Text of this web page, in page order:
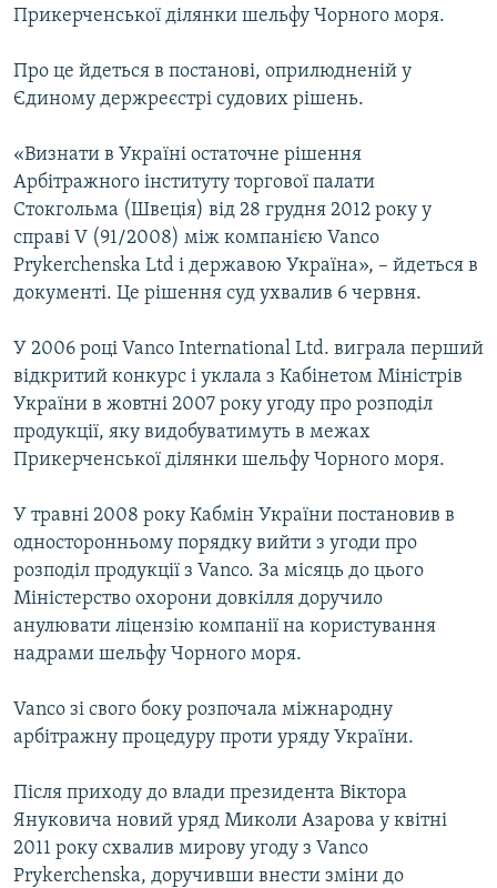
ВСЕ ЗА ДЕНЬ
ДЕПОРТАЦІЯ
СВІДЧЕННЯ ОКУПАЦІЇ
УКРАЇНСЬКА ПРОБЛЕМА КРИМУ
ІНФОГРАФІКА
ЯК ОБІЙТИ БЛОКУВАННЯ
Русский
Qırımtatar
ДОЛУЧАЙСЯ!
Усі сайти RFE/RL
Прикерченської ділянки шельфу Чорного моря.
Про це йдеться в постанові, оприлюдненій у
Єдиному держреєстрі судових рішень.
«Визнати в Україні остаточне рішення
Арбітражного інституту торгової палати
Стокгольма (Швеція) від 28 грудня 2012 року у
справі V (91/2008) між компанією Vanco
Prykerchenska Ltd і державою Україна», – йдеться в
документі. Це рішення суд ухвалив 6 червня.
У 2006 році Vanсo International Ltd. виграла перший
відкритий конкурс і уклала з Кабінетом Міністрів
України в жовтні 2007 року угоду про розподіл
продукції, яку видобуватимуть в межах
Прикерченської ділянки шельфу Чорного моря.
У травні 2008 року Кабмін України постановив в
односторонньому порядку вийти з угоди про
розподіл продукції з Vanco. За місяць до цього
Міністерство охорони довкілля доручило
анулювати ліцензію компанії на користування
надрами шельфу Чорного моря.
Vanco зі свого боку розпочала міжнародну
арбітражну процедуру проти уряду України.
Пiсля приходу до влади президента Вiктора
Януковича новий уряд Миколи Азарова у квiтнi
2011 року схвалив мирову угоду з Vanco
Prykerchenska, доручивши внести змiни до